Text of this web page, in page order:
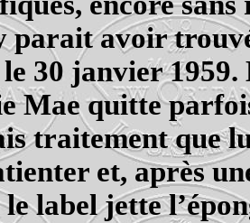
parait avoir
le 30 janvier 1959.
Mae quitte
traitement que
et, après
label jette